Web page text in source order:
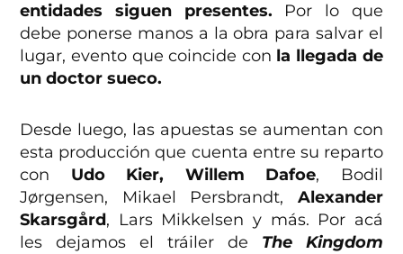
entidades siguen presentes. Por lo que
debe ponerse manos a la obra para salvar el
lugar, evento que coincide con la llegada de
un doctor sueco.
Desde luego, las apuestas se aumentan con
esta producción que cuenta entre su reparto
con Udo Kier, Willem Dafoe, Bodil
Jørgensen, Mikael Persbrandt, Alexander
Skarsgård, Lars Mikkelsen y más. Por acá
les dejamos el tráiler de The Kingdom